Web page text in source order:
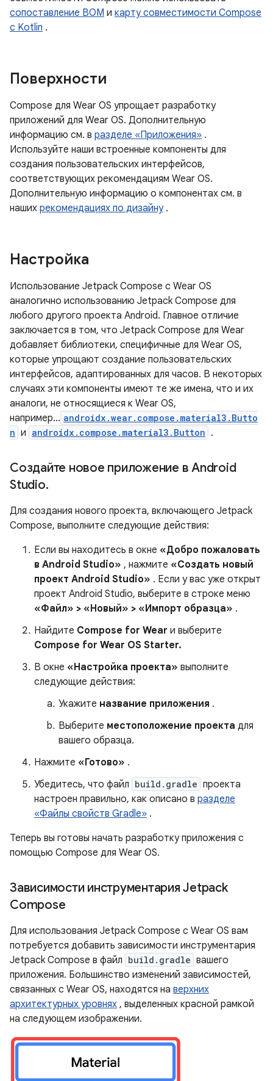
сопоставление BOM и карту совместимости Compose
с Kotlin .
Поверхности
Compose для Wear OS упрощает разработку
приложений для Wear OS. Дополнительную
информацию см. в разделе «Приложения» .
Используйте наши встроенные компоненты для
создания пользовательских интерфейсов,
соответствующих рекомендациям Wear OS.
Дополнительную информацию о компонентах см. в
наших рекомендациях по дизайну.
Настройка
Использование Jetpack Compose с Wear OS
аналогично использованию Jetpack Compose для
любого другого проекта Android. Главное отличие
заключается в том, что Jetpack Compose для Wear
добавляет библиотеки, специфичные для Wear OS,
которые упрощают создание пользовательских
интерфейсов, адаптированных для часов. В некоторых
случаях эти компоненты имеют те же имена, что и их
аналоги, не относящиеся к Wear OS,
например... androidx.wear.compose.material3.Butto
n и androidx.compose.material3.Button .
Создайте новое приложение в Android
Studio.
Для создания нового проекта, включающего Jetpack
Compose, выполните следующие действия:
Если вы находитесь в окне «Добро пожаловать
в Android Studio» , нажмите «Создать новый
проект Android Studio» . Если у вас уже открыт
проект Android Studio, выберите в строке меню
«Файл» > «Новый» > «Импорт образца» .
Найдите Compose for Wear и выберите
Compose for Wear OS Starter.
В окне «Настройка проекта» выполните
следующие действия:
Укажите название приложения .
Выберите местоположение проекта для
вашего образца.
Нажмите «Готово» .
Убедитесь, что файл build.gradle проекта
настроен правильно, как описано в разделе
«Файлы свойств Gradle» .
Теперь вы готовы начать разработку приложения с
помощью Compose для Wear OS.
Зависимости инструментария Jetpack
Compose
Для использования Jetpack Compose с Wear OS вам
потребуется добавить зависимости инструментария
Jetpack Compose в файл build.gradle вашего
приложения. Большинство изменений зависимостей,
связанных с Wear OS, находятся на верхних
архитектурных уровнях , выделенных красной рамкой
на следующем изображении.